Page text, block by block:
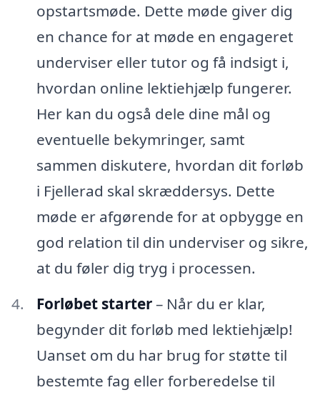
opstartsmøde. Dette møde giver dig
en chance for at møde en engageret
underviser eller tutor og få indsigt i,
hvordan online lektiehjælp fungerer.
Her kan du også dele dine mål og
eventuelle bekymringer, samt
sammen diskutere, hvordan dit forløb
i Fjellerad skal skræddersys. Dette
møde er afgørende for at opbygge en
god relation til din underviser og sikre,
at du føler dig tryg i processen.
Forløbet starter– Når du er klar,
begynder dit forløb med lektiehjælp!
Uanset om du har brug for støtte til
bestemte fag eller forberedelse til